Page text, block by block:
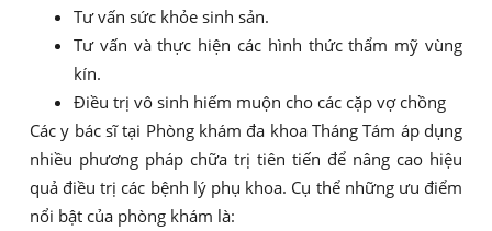
Tư vấn sức khỏe sinh sản.
Tư vấn và thực hiện các hình thức thẩm mỹ vùng
kín.
Điều trị vô sinh hiếm muộn cho các cặp vợ chồng
Các y bác sĩ tại Phòng khám đa khoa Tháng Tám áp dụng
nhiều phương pháp chữa trị tiên tiến để nâng cao hiệu
quả điều trị các bệnh lý phụ khoa. Cụ thể những ưu điểm
nổi bật của phòng khám là: